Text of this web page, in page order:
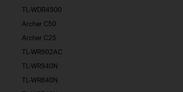
TL-WDR4900
Archer C50
Archer C25
TL-WR902AC
TL-WR940N
TL-WR840N